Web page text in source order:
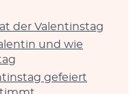
der Valentinstag
und wie
gefeiert